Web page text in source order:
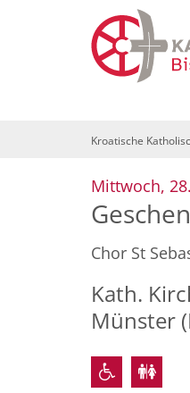
Kroatische
Mittwoch,
Chor St
Kath.
Münster